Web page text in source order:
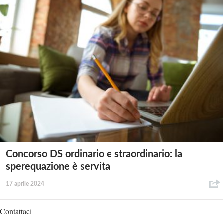
Concorso DS ordinario e straordinario: la
sperequazione è servita
17 aprile 2024
Contattaci